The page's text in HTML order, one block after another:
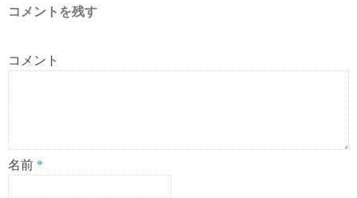
コメントを残す
コメント
名前 *